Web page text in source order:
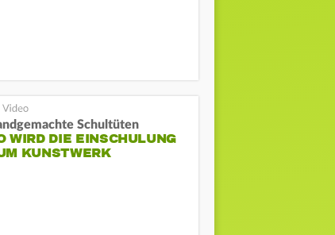
Schultüten
WIRD DIE EINSCHULUNG
KUNSTWERK